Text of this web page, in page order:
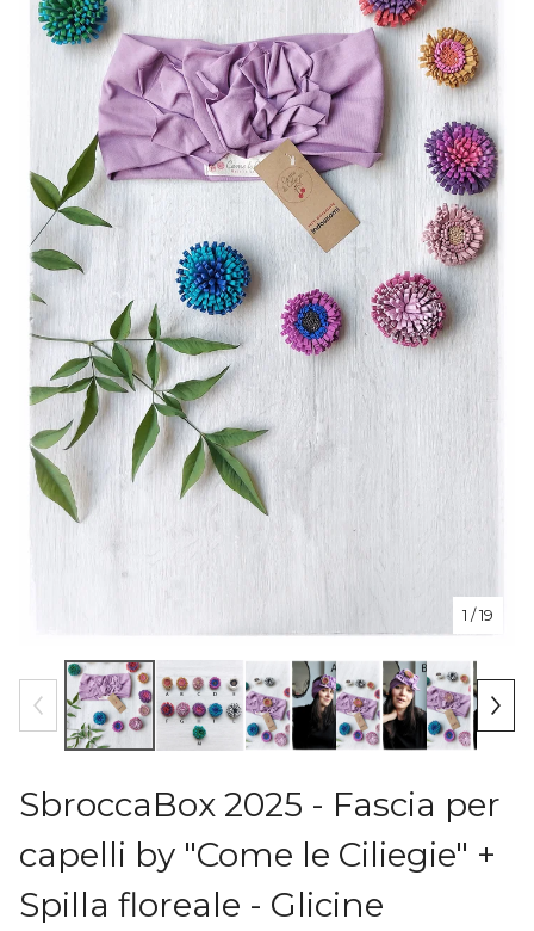
1 / 19
SbroccaBox 2025 - Fascia per
capelli by "Come le Ciliegie" +
Spilla floreale - Glicine